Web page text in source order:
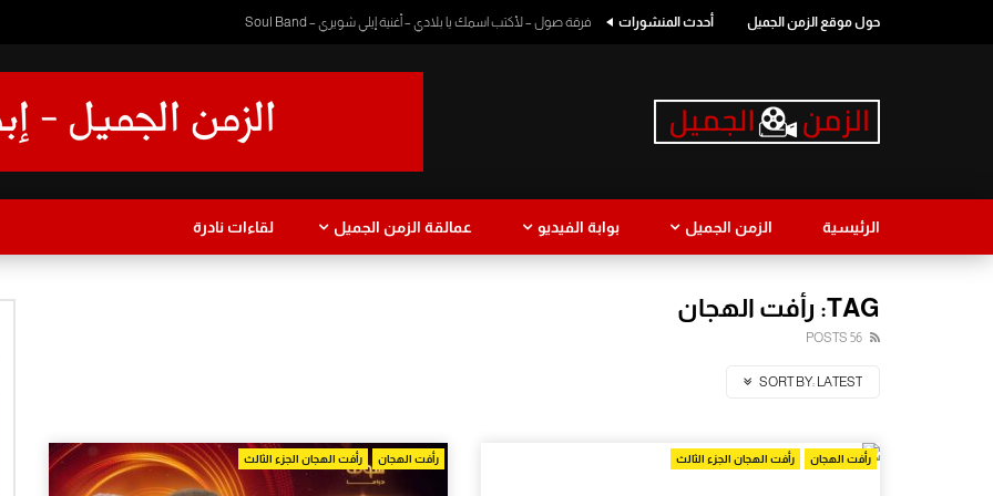
حول موقع الزمن الجميل أحدث المنشورات فرقة صول – لأكتب اسمك يا بلادي – أغنية إيلي شويري – Soul Band
الرئيسية الزمن الجميل
Watch Later
بوابة الفيديو عمالقة الزمن الجميل لقاءات نادرة
TAG: رأفت الهجان
56 POSTS
SORT BY: LATEST
رأفت الهجان رأفت الهجان الجزء الثالث رأفت الهجان رأفت الهجان الجزء الثالث